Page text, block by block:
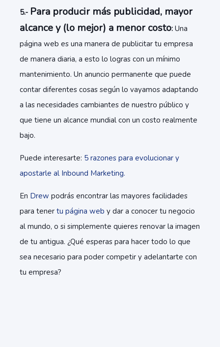
5.- Para producir más publicidad, mayor
alcance y (lo mejor) a menor costo: Una
página web es una manera de publicitar tu empresa
de manera diaria, a esto lo logras con un mínimo
mantenimiento. Un anuncio permanente que puede
contar diferentes cosas según lo vayamos adaptando
a las necesidades cambiantes de nuestro público y
que tiene un alcance mundial con un costo realmente
bajo.
Puede interesarte: 5 razones para evolucionar y
apostarle al Inbound Marketing.
En Drew podrás encontrar las mayores facilidades
para tener tu página web y dar a conocer tu negocio
al mundo, o si simplemente quieres renovar la imagen
de tu antigua. ¿Qué esperas para hacer todo lo que
sea necesario para poder competir y adelantarte con
tu empresa?